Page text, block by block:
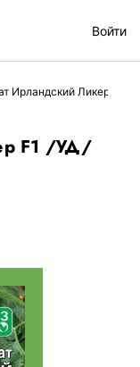
Войти
Ирландский Ликер F1 /
F1 /УД/